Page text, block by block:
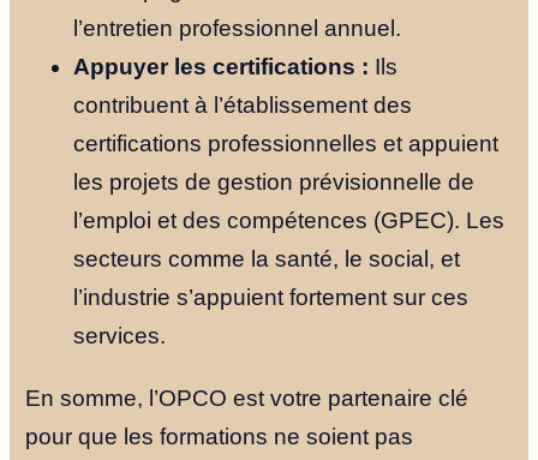
l’entretien professionnel annuel.
Appuyer les certifications : Ils
contribuent à l’établissement des
certifications professionnelles et appuient
les projets de gestion prévisionnelle de
l’emploi et des compétences (GPEC). Les
secteurs comme la santé, le social, et
l’industrie s’appuient fortement sur ces
services.
En somme, l’OPCO est votre partenaire clé
pour que les formations ne soient pas